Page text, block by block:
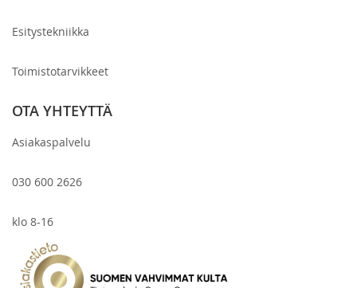
Esitystekniikka
Toimistotarvikkeet
OTA YHTEYTTÄ
Asiakaspalvelu
030 600 2626
klo 8-16